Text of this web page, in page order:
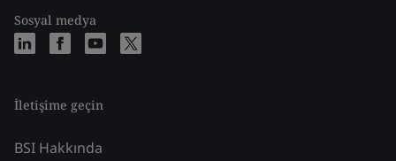
Sosyal medya
İletişime geçin
BSI Hakkında